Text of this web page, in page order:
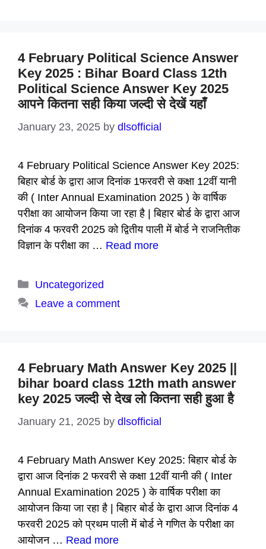
4 February Political Science Answer
Key 2025 : Bihar Board Class 12th
Political Science Answer Key 2025
आपने कितना सही किया जल्दी से देखें यहाँ
January 23, 2025 by dlsofficial
4 February Political Science Answer Key 2025:
बिहार बोर्ड के द्वारा आज दिनांक 1फरवरी से कक्षा 12वीं यानी
की ( Inter Annual Examination 2025 ) के वार्षिक
परीक्षा का आयोजन किया जा रहा है | बिहार बोर्ड के द्वारा आज
दिनांक 4 फरवरी 2025 को द्वितीय पाली में बोर्ड ने राजनितीक
विज्ञान के परीक्षा का … Read more
Categories
Uncategorized
Leave a comment
4 February Math Answer Key 2025 ||
bihar board class 12th math answer
key 2025 जल्दी से देख लो कितना सही हुआ है
January 21, 2025 by dlsofficial
4 February Math Answer Key 2025: बिहार बोर्ड के
द्वारा आज दिनांक 2 फरवरी से कक्षा 12वीं यानी की ( Inter
Annual Examination 2025 ) के वार्षिक परीक्षा का
आयोजन किया जा रहा है | बिहार बोर्ड के द्वारा आज दिनांक 4
फरवरी 2025 को प्रथम पाली में बोर्ड ने गणित के परीक्षा का
आयोजन … Read more